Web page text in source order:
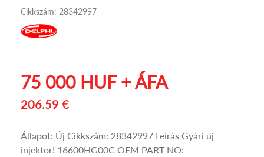
Cikkszám: 28342997
75 000 HUF + ÁFA
206.59 €
Állapot: Új Cikkszám: 28342997 Leírás Gyári új
injektor! 16600HG00C OEM PART NO: